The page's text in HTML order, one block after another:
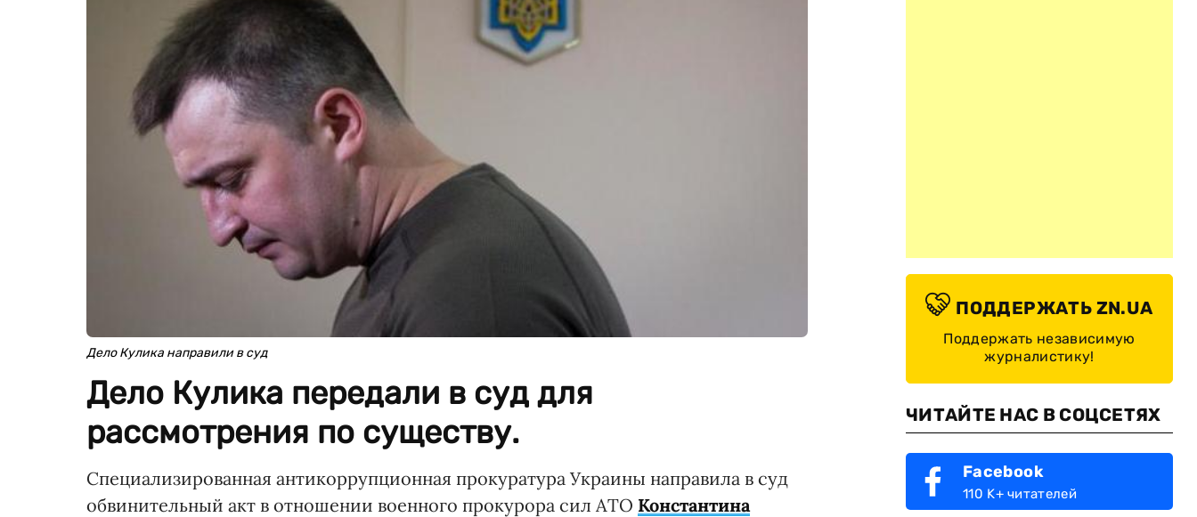
Дело Кулика направили в суд
Дело Кулика передали в суд для
рассмотрения по существу.
Специализированная антикоррупционная прокуратура Украины направила в суд
обвинительный акт в отношении военного прокурора сил АТО Константина
ПОДДЕРЖАТЬ ZN.UA
Поддержать независимую
журналистику!
ЧИТАЙТЕ НАС В СОЦСЕТЯХ
Facebook
110 K+ читателей